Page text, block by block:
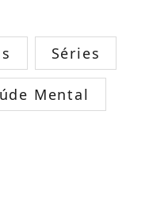
Séries
Mental